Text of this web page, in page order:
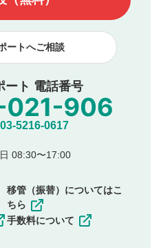
された投稿内容は、掲載を
す。
は無関係の内容の投稿
差別的表現投稿
容の投稿
号など個人を特定できる情報の
や営利目的、広告・宣伝を目
著作権、その他の知的財産
と判断した投稿
メントの変更・削除はできま
ートへご相談
ート 電話番号
5216-0617
08:30〜17:00
移管（振替）についてはこ
ちら
手数料について